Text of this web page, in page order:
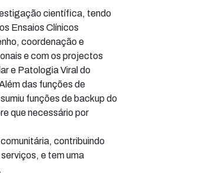
científica, tendo
Ensaios Clínicos
coordenação e
e com os projectos
e Patologia Viral do
das funções de
funções de backup do
que necessário por
contribuindo
e tem uma